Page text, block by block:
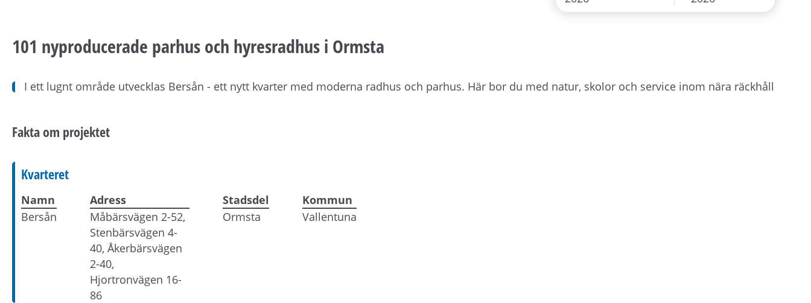
101 nyproducerade parhus och hyresradhus i Ormsta
I ett lugnt område utvecklas Bersån - ett nytt kvarter med moderna radhus och parhus. Här bor du med natur, skolor och service inom nära räckhåll
Fakta om projektet
Kvarteret
Namn
Bersån
Adress
Måbärsvägen 2-52,
Stenbärsvägen 4-
40, Åkerbärsvägen
2-40,
Hjortronvägen 16-
86
Stadsdel
Ormsta
Kommun
Vallentuna